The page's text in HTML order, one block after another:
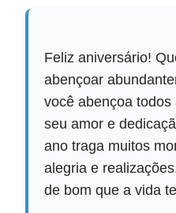
Feliz aniversário!
abençoar
você abençoa
seu amor e
ano traga muitos
alegria e
de bom que a vida